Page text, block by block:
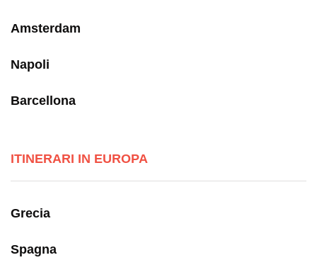
Amsterdam
Napoli
Barcellona
ITINERARI IN EUROPA
Grecia
Spagna